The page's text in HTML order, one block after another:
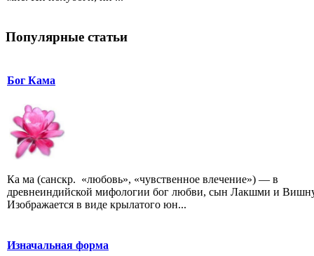
Популярные статьи
Бог Кама
Ка ма (санскр. «любовь», «чувственное влечение») — в
древнеиндийской мифологии бог любви, сын Лакшми и
Изображается в виде крылатого юн...
Изначальная форма